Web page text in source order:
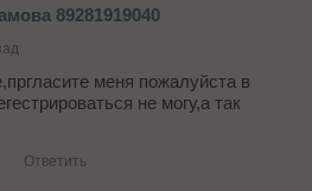
89281919040
меня пожалуйста в
не могу,а так
Ответить